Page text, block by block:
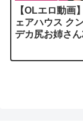
【OLエロ動画
ェアハウス ク
デカ尻お姉さ